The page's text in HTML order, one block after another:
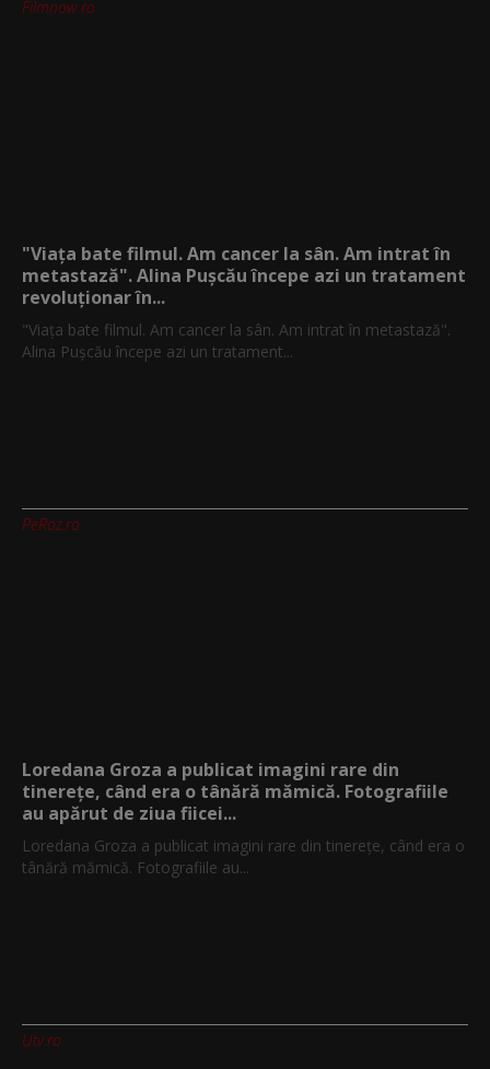
Filmnow.ro
"Viața bate filmul. Am cancer la sân. Am intrat în
metastază". Alina Pușcău începe azi un tratament
revoluționar în...
"Viața bate filmul. Am cancer la sân. Am intrat în metastază".
Alina Pușcău începe azi un tratament...
PeRoz.ro
Loredana Groza a publicat imagini rare din
tinerețe, când era o tânără mămică. Fotografiile
au apărut de ziua fiicei...
Loredana Groza a publicat imagini rare din tinerețe, când era o
tânără mămică. Fotografiile au...
Utv.ro